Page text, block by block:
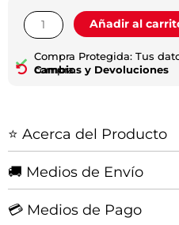
Filtro
Habitáculo
Hilux
Añadir al
Compra Protegida: Tus
compra.
Cambios y Devoluciones
⭐ Acerca del Producto
🚚 Medios de Envío
💳 Medios de Pago